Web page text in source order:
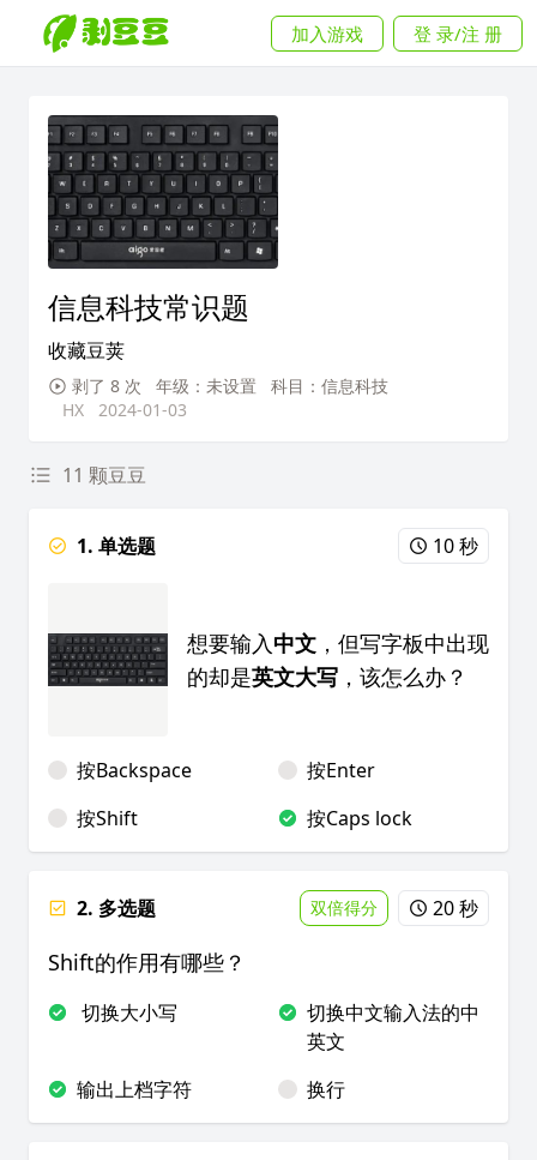
加入游戏 登 录/注 册
信息科技常识题
收藏豆荚
剥了 8 次 年级：未设置
科目：信息科技
HX
2024-01-03
11 颗豆豆
1. 单选题 10 秒
想要输入中文，但写字板中出现
的却是英文大写，该怎么办？
按Backspace
按Enter
按Shift
按Caps lock
2. 多选题 双倍得分 20 秒
Shift的作用有哪些？
切换大小写
切换中文输入法的中
英文
输出上档字符
换行